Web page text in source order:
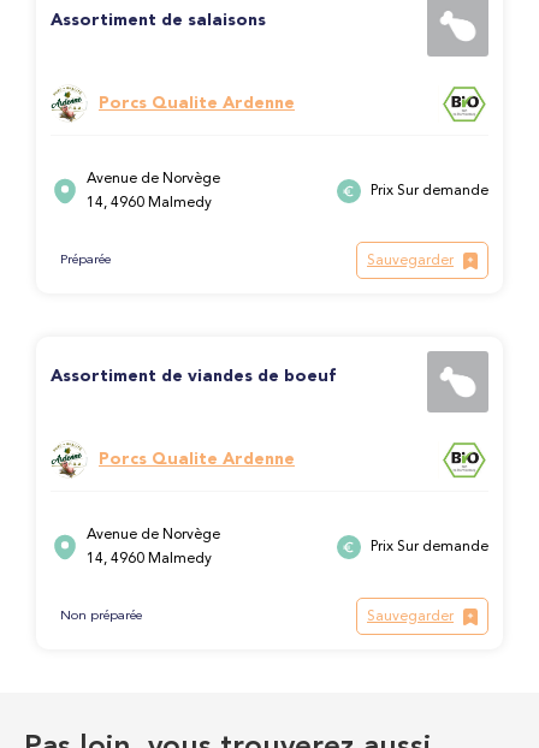
Assortiment de salaisons
Porcs Qualite Ardenne
Avenue de Norvège
14, 4960 Malmedy
Prix Sur demande
Préparée Sauvegarder
Assortiment de viandes de boeuf
Porcs Qualite Ardenne
Avenue de Norvège
14, 4960 Malmedy
Prix Sur demande
Non préparée Sauvegarder